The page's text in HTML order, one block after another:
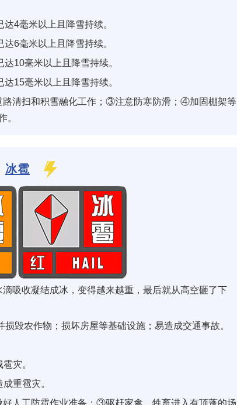
4毫米以上且降雪持续。
6毫米以上且降雪持续。
10毫米以上且降雪持续。
15毫米以上且降雪持续。
清扫和积雪融化工作；③注意防寒防滑；④加固棚架等
。
冰雹
吸收凝结成冰，变得越来越重，最后就从高空砸了下
毁农作物；损坏房屋等基础设施；易造成交通事故。
灾。
重雹灾。
人工防雹作业准备；③驱赶家禽、牲畜进入有顶蓬的场